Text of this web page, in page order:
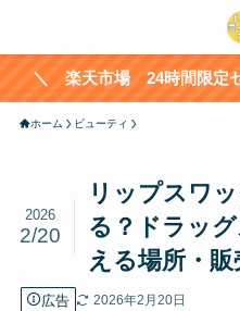
＼ 楽天市場 24時間限定
ホーム ビューティ
リップスワ
る？ドラッ
える場所・
2026
2/20
広告 2026年2月20日